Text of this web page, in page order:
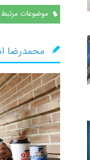
موضوعات مرتبط
محمدرضا